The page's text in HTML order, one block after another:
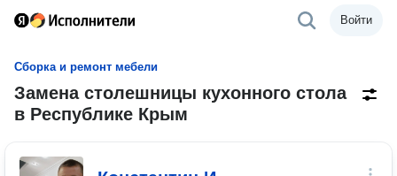
Войти
Сборка и ремонт мебели
Замена столешницы кухонного стола
в Республике Крым